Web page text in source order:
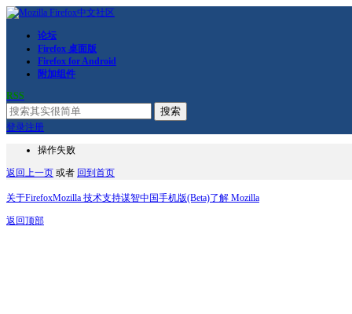
论坛
Firefox 桌面版
Firefox for Android
附加组件
RSS
搜索
登录注册
操作失败
返回上一页 或者 回到首页
关于FirefoxMozilla 技术支持谋智中国手机版(Beta)了解 Mozilla
返回顶部